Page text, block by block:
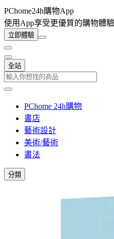
PChome24h購物App
使用App享受更優質的購物體驗
立即體驗
全站
PChome 24h購物
書店
藝術設計
美術/藝術
書法
分類